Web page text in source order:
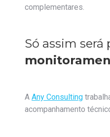
complementares.
Só assim
A Any Consulting
acompanhamento